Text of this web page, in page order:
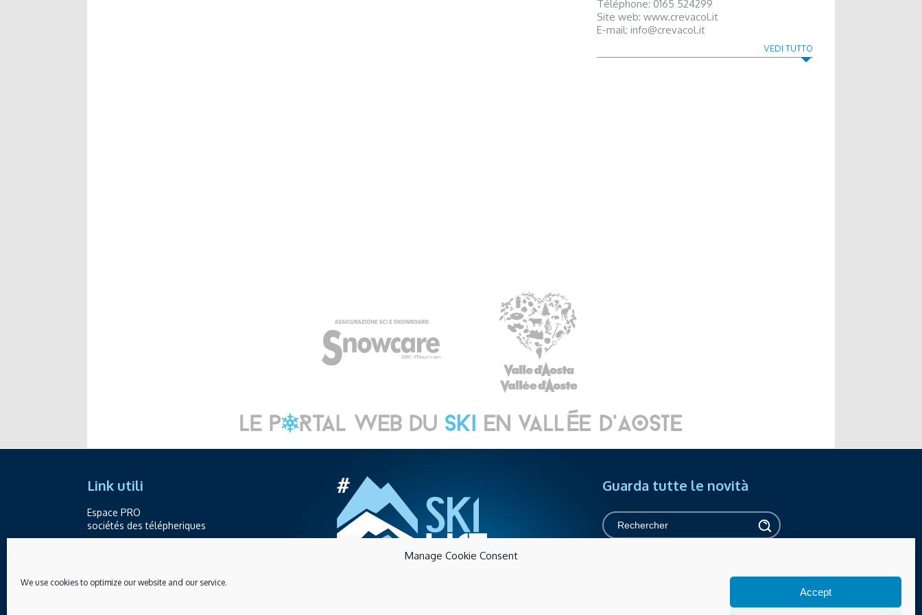
Manage Cookie Consent
We use cookies to optimize our website and our service.
Accept
Téléphone: 0165 524299
Site web: www.crevacol.it
E-mail: info@crevacol.it
Loc. Flassin - 11010 Saint-Oyen
VEDI TUTTO
Link utili
Espace PRO
sociétés des télépheriques
Telefono +39.0165.238871
Guarda tutte le novità